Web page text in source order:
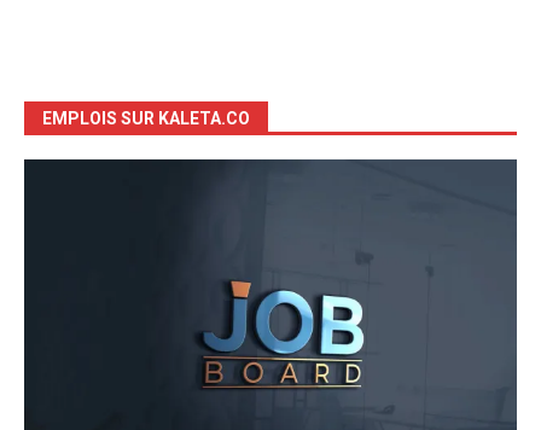
EMPLOIS SUR KALETA.CO